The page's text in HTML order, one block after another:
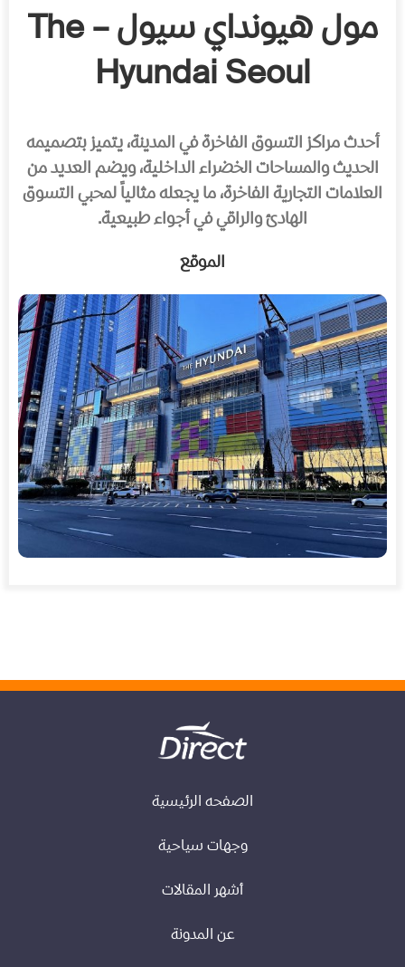
مول هيونداي سيول – The
Hyundai Seoul
أحدث مراكز التسوق الفاخرة في المدينة، يتميز بتصميمه
الحديث والمساحات الخضراء الداخلية، ويضم العديد من
العلامات التجارية الفاخرة، ما يجعله مثالياً لمحبي التسوق
الهادئ والراقي في أجواء طبيعية.
الموقع
الصفحه الرئيسية
وجهات سياحية
أشهر المقالات
عن المدونة